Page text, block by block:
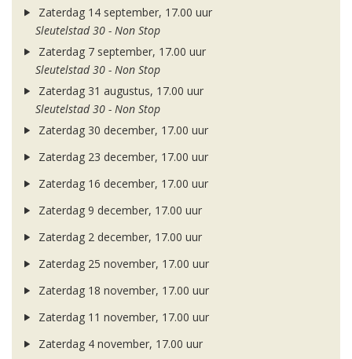
Zaterdag 14 september, 17.00 uur
Sleutelstad 30 - Non Stop
Zaterdag 7 september, 17.00 uur
Sleutelstad 30 - Non Stop
Zaterdag 31 augustus, 17.00 uur
Sleutelstad 30 - Non Stop
Zaterdag 30 december, 17.00 uur
Zaterdag 23 december, 17.00 uur
Zaterdag 16 december, 17.00 uur
Zaterdag 9 december, 17.00 uur
Zaterdag 2 december, 17.00 uur
Zaterdag 25 november, 17.00 uur
Zaterdag 18 november, 17.00 uur
Zaterdag 11 november, 17.00 uur
Zaterdag 4 november, 17.00 uur